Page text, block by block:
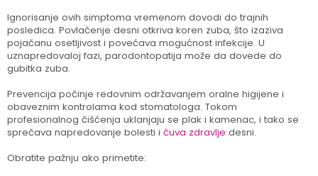
Ignorisanje ovih simptoma vremenom dovodi do trajnih
posledica. Povlačenje desni otkriva koren zuba, što izaziva
pojačanu osetljivost i povećava mogućnost infekcije. U
uznapredovaloj fazi, parodontopatija može da dovede do
gubitka zuba.
Prevencija počinje redovnim održavanjem oralne higijene i
obaveznim kontrolama kod stomatologa. Tokom
profesionalnog čišćenja uklanjaju se plak i kamenac, i tako se
sprečava napredovanje bolesti i čuva zdravlje desni.
Obratite pažnju ako primetite: